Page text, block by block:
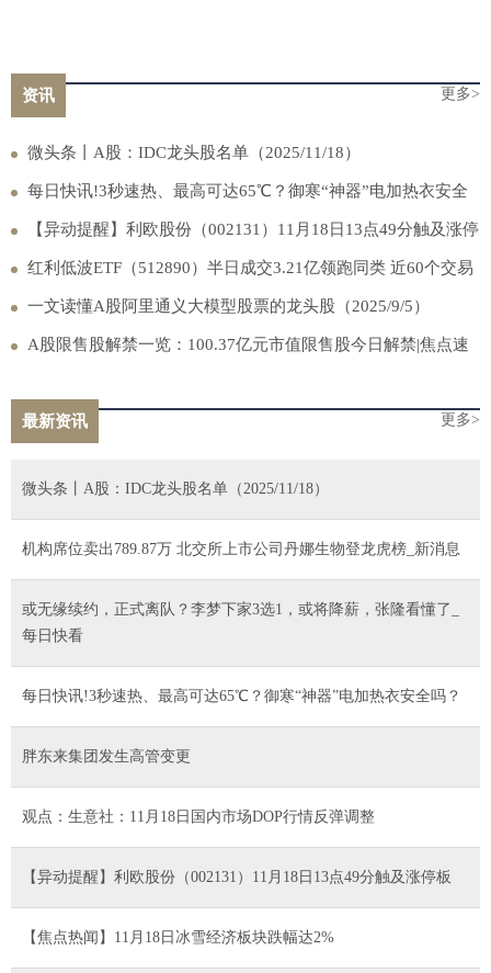
资讯 更多>
微头条丨A股：IDC龙头股名单（2025/11/18）
每日快讯!3秒速热、最高可达65℃？御寒“神器”电加热衣安全
吗？
【异动提醒】利欧股份（002131）11月18日13点49分触及涨停
板
红利低波ETF（512890）半日成交3.21亿领跑同类 近60个交易
日资金狂揽45亿元！ 每日热闻
一文读懂A股阿里通义大模型股票的龙头股（2025/9/5）
A股限售股解禁一览：100.37亿元市值限售股今日解禁|焦点速
最新资讯 更多>
微头条丨A股：IDC龙头股名单（2025/11/18）
机构席位卖出789.87万 北交所上市公司丹娜生物登龙虎榜_新消息
或无缘续约，正式离队？李梦下家3选1，或将降薪，张隆看懂了_
每日快看
每日快讯!3秒速热、最高可达65℃？御寒“神器”电加热衣安全吗？
胖东来集团发生高管变更
观点：生意社：11月18日国内市场DOP行情反弹调整
【异动提醒】利欧股份（002131）11月18日13点49分触及涨停板
【焦点热闻】11月18日冰雪经济板块跌幅达2%